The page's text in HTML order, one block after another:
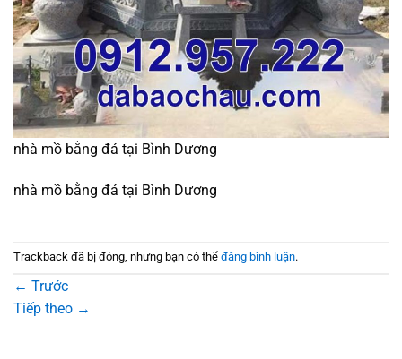
nhà mồ bằng đá tại Bình Dương
nhà mồ bằng đá tại Bình Dương
Trackback đã bị đóng, nhưng bạn có thể đăng bình luận.
← Trước
Tiếp theo →